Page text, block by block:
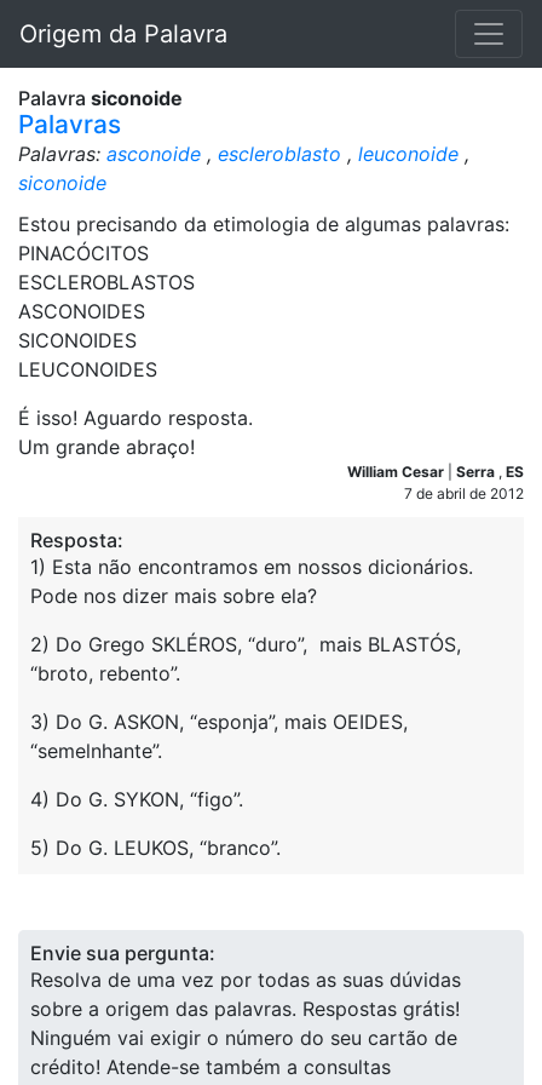
Origem da Palavra
Palavra siconoide
Palavras
Palavras: asconoide , escleroblasto , leuconoide ,
siconoide
Estou precisando da etimologia de algumas palavras:
PINACÓCITOS
ESCLEROBLASTOS
ASCONOIDES
SICONOIDES
LEUCONOIDES
É isso! Aguardo resposta.
Um grande abraço!
William Cesar Serra , ES
7 de abril de 2012
Resposta:
1) Esta não encontramos em nossos dicionários.
Pode nos dizer mais sobre ela?
2) Do Grego SKLÉROS, “duro”, mais BLASTÓS,
“broto, rebento”.
3) Do G. ASKON, “esponja”, mais OEIDES,
“semelnhante”.
4) Do G. SYKON, “figo”.
5) Do G. LEUKOS, “branco”.
Envie sua pergunta:
Resolva de uma vez por todas as suas dúvidas
sobre a origem das palavras. Respostas grátis!
Ninguém vai exigir o número do seu cartão de
crédito! Atende-se também a consultas